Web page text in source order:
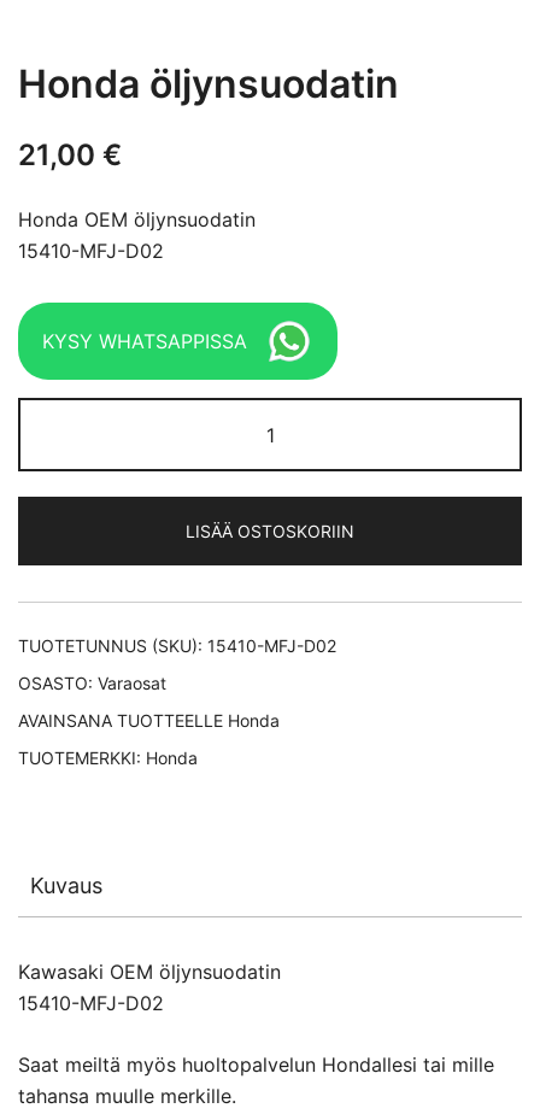
Honda öljynsuodatin
21,00 €
Honda OEM öljynsuodatin
15410-MFJ-D02
KYSY WHATSAPPISSA
öljynsuodatin
määrä
LISÄÄ OSTOSKORIIN
TUOTETUNNUS (SKU): 15410-MFJ-D02
OSASTO: Varaosat
AVAINSANA TUOTTEELLE Honda
TUOTEMERKKI: Honda
Kuvaus
Kawasaki OEM öljynsuodatin
15410-MFJ-D02
Saat meiltä myös huoltopalvelun Hondallesi tai mille
tahansa muulle merkille.